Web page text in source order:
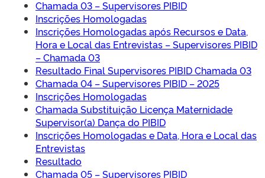
Chamada 03 – Supervisores PIBID
Inscrições Homologadas
Inscrições Homologadas após Recursos e Data,
Hora e Local das Entrevistas – Supervisores PIBID
– Chamada 03
Resultado Final Supervisores PIBID Chamada 03
Chamada 04 – Supervisores PIBID – 2025
Inscrições Homologadas
Chamada Substituição Licença Maternidade
Supervisor(a) Dança do PIBID
Inscrições Homologadas e Data, Hora e Local das
Entrevistas
Resultado
Chamada 05 – Supervisores PIBID